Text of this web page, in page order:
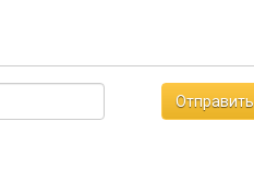
Отправить